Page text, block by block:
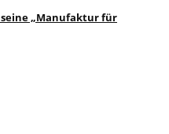
„Manufaktur für